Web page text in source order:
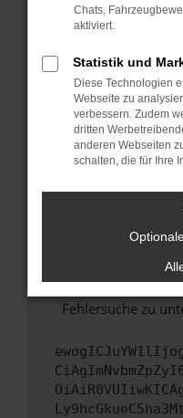
Das kann
Probleme zu
Stelle sicher,
Betriebssystem
sind.
Veraltete
Sicherheitsrisiko,
führen, dass
Wende dich an
Wenn du alle
hast, kontaktiere
versuchen, das
uns diesen Text
Fehlersuche zu
Chats,
aktiviert.
Statistik und
Diese Technologien
Webseite zu
verbessern. Zudem
dritten
anderen Webseiten
schalten, die für Ihre